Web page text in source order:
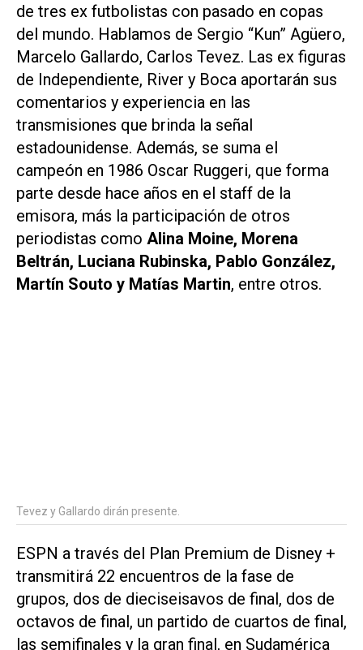
de tres ex futbolistas con pasado en copas
del mundo. Hablamos de Sergio “Kun” Agüero,
Marcelo Gallardo, Carlos Tevez. Las ex figuras
de Independiente, River y Boca aportarán sus
comentarios y experiencia en las
transmisiones que brinda la señal
estadounidense. Además, se suma el
campeón en 1986 Oscar Ruggeri, que forma
parte desde hace años en el staff de la
emisora, más la participación de otros
periodistas como Alina Moine, Morena
Beltrán, Luciana Rubinska, Pablo González,
Martín Souto y Matías Martin, entre otros.
Tevez y Gallardo dirán presente.
ESPN a través del Plan Premium de Disney +
transmitirá 22 encuentros de la fase de
grupos, dos de dieciseisavos de final, dos de
octavos de final, un partido de cuartos de final,
las semifinales y la gran final, en Sudamérica